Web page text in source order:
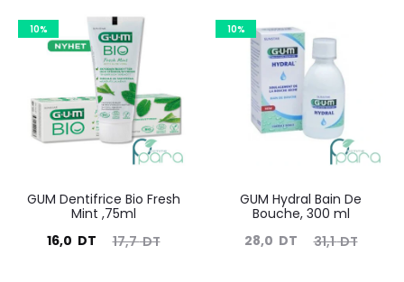
10%
GUM Dentifrice Bio Fresh
Mint ,75ml
17,7DT
Le
16,0 DT
Le
10%
GUM Hydral Bain De
Bouche, 300 ml
31,1DT
Le
28,0 DT